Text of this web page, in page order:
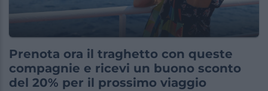
Prenota ora il traghetto con queste
compagnie e ricevi un buono sconto
del 20% per il prossimo viaggio